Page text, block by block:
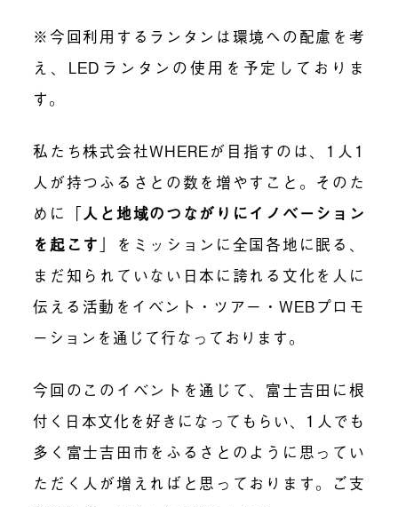
※今回利用するランタンは環境への配慮を考
え、 LED ランタンの使用を予定しておりま
す。
私たち株式会社WHEREが目指すのは、 1 人 1
人が持つふるさとの数を増やすこと。そのた
めに「人と地域のつながりにイノベーション
を起こす 」をミッションに全国各地に眠る、
まだ知られていない日本に誇れる文化を人に
伝える活動をイベント・ツアー・WEBプロモ
ーションを通じて行なっております。
今回のこのイベントを通じて、富士吉田に根
付く日本文化を好きになってもらい、 1 人でも
多く富士吉田市をふるさとのように思ってい
ただく人が増えればと思っております。ご支